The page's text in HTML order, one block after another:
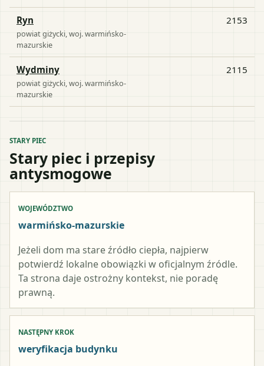
Ryn
powiatgiżycki , woj.warmińsko-
mazurskie
2153
Wydminy
powiatgiżycki , woj.warmińsko-
mazurskie
2115
STARY PIEC
Stary piec i przepisy
antysmogowe
WOJEWÓDZTWO
warmińsko-mazurskie
Jeżeli dom ma stare źródło ciepła, najpierw
potwierdź lokalne obowiązki w oficjalnym źródle.
Ta strona daje ostrożny kontekst, nie poradę
prawną.
NASTĘPNY KROK
weryfikacja budynku